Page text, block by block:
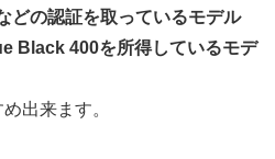
どの認証を取っているモデル
Black 400を所得しているモデ
出来ます。